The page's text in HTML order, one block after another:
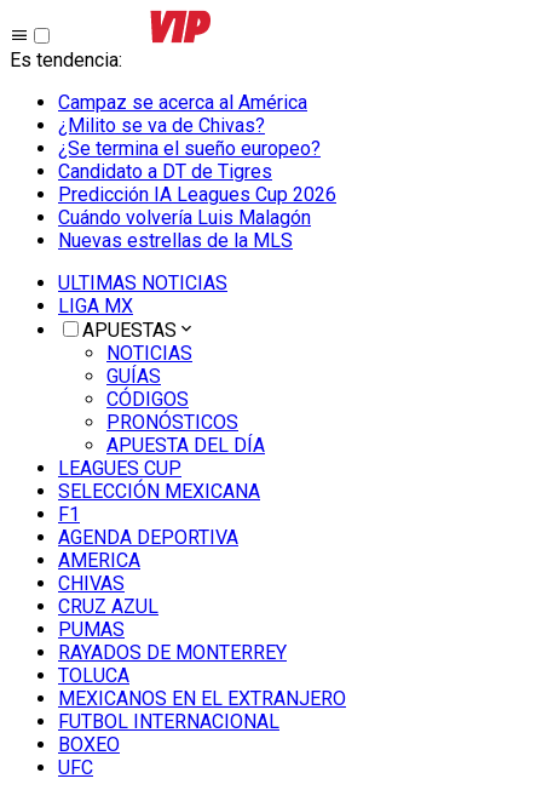
Es tendencia:
Campaz se acerca al América
¿Milito se va de Chivas?
¿Se termina el sueño europeo?
Candidato a DT de Tigres
Predicción IA Leagues Cup 2026
Cuándo volvería Luis Malagón
Nuevas estrellas de la MLS
ULTIMAS NOTICIAS
LIGA MX
APUESTAS
NOTICIAS
GUÍAS
CÓDIGOS
PRONÓSTICOS
APUESTA DEL DÍA
LEAGUES CUP
SELECCIÓN MEXICANA
F1
AGENDA DEPORTIVA
AMERICA
CHIVAS
CRUZ AZUL
PUMAS
RAYADOS DE MONTERREY
TOLUCA
MEXICANOS EN EL EXTRANJERO
FUTBOL INTERNACIONAL
BOXEO
UFC